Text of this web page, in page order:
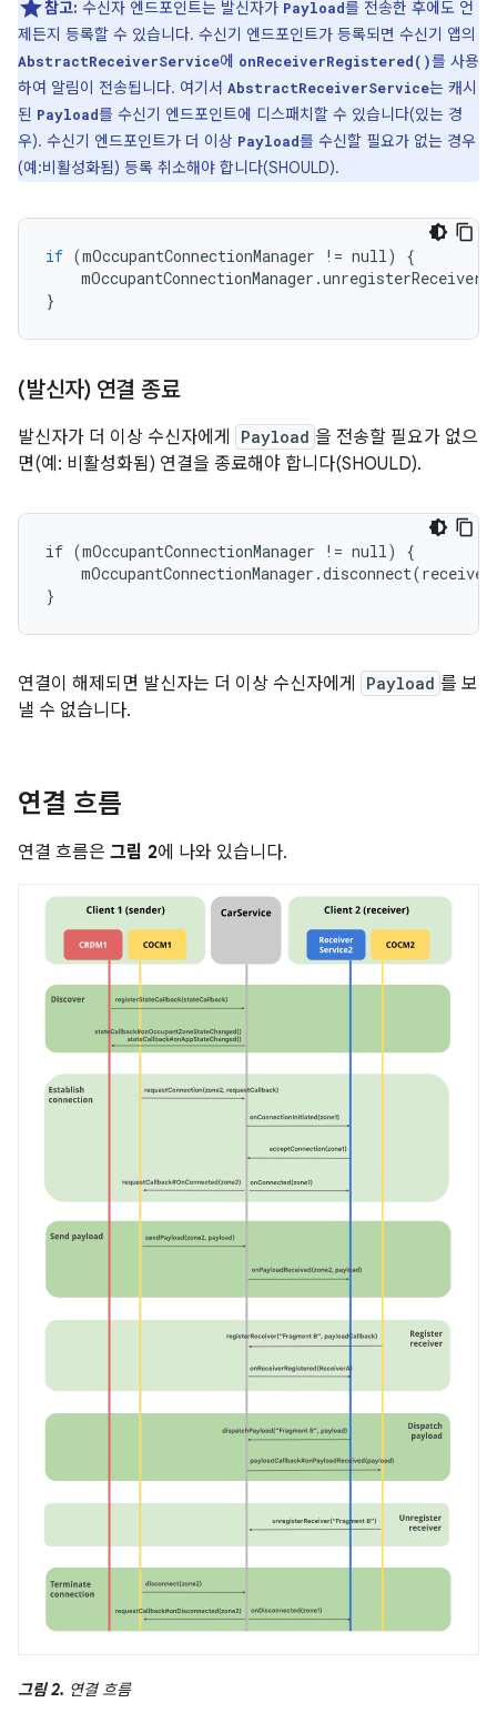
참고: 수신자 엔드포인트는 발신자가 Payload를 전송한 후에도 언
제든지 등록할 수 있습니다. 수신기 엔드포인트가 등록되면 수신기 앱의
AbstractReceiverService에 onReceiverRegistered()를 사용
하여 알림이 전송됩니다. 여기서 AbstractReceiverService는 캐시
된 Payload를 수신기 엔드포인트에 디스패치할 수 있습니다(있는 경
우). 수신기 엔드포인트가 더 이상 Payload를 수신할 필요가 없는 경우
(예:비활성화됨) 등록 취소해야 합니다(SHOULD).
if (mOccupantConnectionManager != null )
{
mOccupantConnectionManager .unregisterReceiver
}
(발신자) 연결 종료
발신자가 더 이상 수신자에게 Payload 을 전송할 필요가 없으
면(예: 비활성화됨) 연결을 종료해야 합니다(SHOULD).
if (mOccupantConnectionManager != null) {
연결이 해제되면 발신자는 더 이상 수신자에게 Payload 를 보
낼 수 없습니다.
연결 흐름
연결 흐름은 그림 2에 나와 있습니다.
그림 2. 연결 흐름